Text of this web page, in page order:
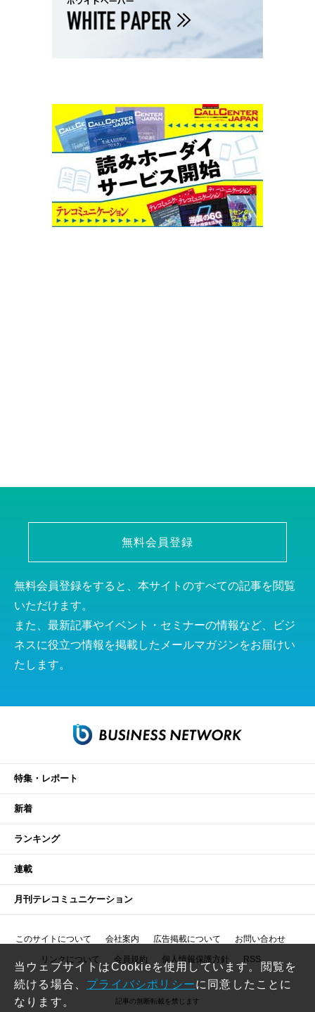
無料会員登録
無料会員登録をすると、本サイトのすべての記事を閲覧
いただけます。
また、最新記事やイベント・セミナーの情報など、ビジ
ネスに役立つ情報を掲載したメールマガジンをお届けい
たします。
特集・レポート
新着
ランキング
連載
月刊テレコミュニケーション
このサイトについて 会社案内 広告掲載について お問い合わせ
リンクについて 会員規約 個人情報保護方針 RSS
記事の無断転載を禁じます
当ウェブサイトはCookieを使用しています。閲覧を
続ける場合、 プライバシポリシーに同意したことに
なります。